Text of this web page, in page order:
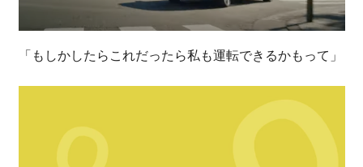
「もしかしたらこれだったら私も運転できるかもって」